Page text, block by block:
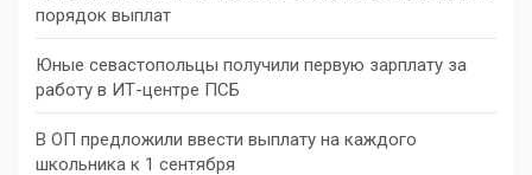
порядок выплат
Юные севастопольцы получили первую зарплату за
работу в ИТ-центре ПСБ
В ОП предложили ввести выплату на каждого
школьника к 1 сентября